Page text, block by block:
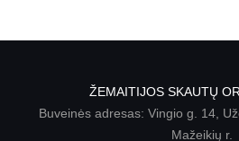
ŽEMAITIJOS SKAUTŲ
Buveinės adresas: Vingio g. 14,
Mažeikių r.